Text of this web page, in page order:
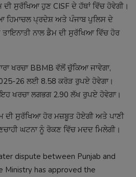
ਦੀ ਸੁਰੱਖਿਆ ਹੁਣ CISF ਦੇ ਹੱਥਾਂ ਵਿੱਚ ਹੋਵੇਗੀ।
ਹਿਮਾਚਲ ਪ੍ਰਦੇਸ਼ ਅਤੇ ਪੰਜਾਬ ਪੁਲਿਸ ਦੇ
ਤਾਇਨਾਤੀ ਨਾਲ ਡੈਮ ਦੀ ਸੁਰੱਖਿਆ ਵਿੱਚ ਹੋਰ
ਖਰਚਾ BBMB ਵੱਲੋਂ ਚੁੱਕਿਆ ਜਾਵੇਗਾ,
26 ਲਈ 8.58 ਕਰੋੜ ਰੁਪਏ ਹੋਵੇਗਾ।
ਖਰਚਾ ਲਗਭਗ 2.90 ਲੱਖ ਰੁਪਏ ਹੋਵੇਗਾ।
ਦੀ ਸੁਰੱਖਿਆ ਹੋਰ ਮਜ਼ਬੂਤ ਹੋਏਗੀ ਅਤੇ ਪਾਣੀ
ਘਟਨਾ ਨੂੰ ਰੋਕਣ ਵਿੱਚ ਮਦਦ ਮਿਲੇਗੀ।
dispute between Punjab and
Ministry has approved the